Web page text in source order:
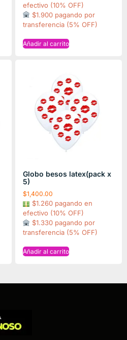
efectivo (10% OFF)
$1.900 pagando por
transferencia (5% OFF)
Añadir al carrito
Globo besos latex(pack x
5)
$1,400.00
$1.260 pagando en
efectivo (10% OFF)
$1.330 pagando por
transferencia (5% OFF)
Añadir al carrito